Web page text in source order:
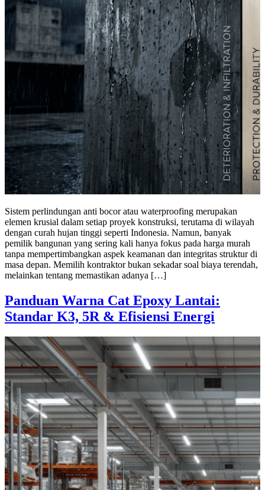
Sistem perlindungan anti bocor atau waterproofing merupakan
elemen krusial dalam setiap proyek konstruksi, terutama di wilayah
dengan curah hujan tinggi seperti Indonesia. Namun, banyak
pemilik bangunan yang sering kali hanya fokus pada harga murah
tanpa mempertimbangkan aspek keamanan dan integritas struktur di
masa depan. Memilih kontraktor bukan sekadar soal biaya terendah,
melainkan tentang memastikan adanya […]
Panduan Warna Cat Epoxy Lantai:
Standar K3, 5R & Efisiensi Energi